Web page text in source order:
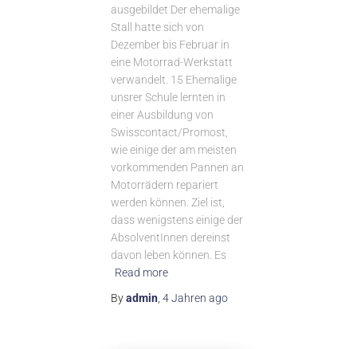
ausgebildet Der ehemalige
Stall hatte sich von
Dezember bis Februar in
eine Motorrad-Werkstatt
verwandelt. 15 Ehemalige
unsrer Schule lernten in
einer Ausbildung von
Swisscontact/Promost,
wie einige der am meisten
vorkommenden Pannen an
Motorrädern repariert
werden können. Ziel ist,
dass wenigstens einige der
AbsolventInnen dereinst
davon leben können. Es
Read more
Byadmin, 4 Jahren ago